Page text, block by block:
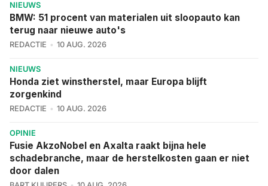
NIEUWS
BMW: 51 procent van materialen uit sloopauto kan
terug naar nieuwe auto's
REDACTIE 10 AUG. 2026
NIEUWS
Honda ziet winstherstel, maar Europa blijft
zorgenkind
REDACTIE 10 AUG. 2026
OPINIE
Fusie AkzoNobel en Axalta raakt bijna hele
schadebranche, maar de herstelkosten gaan er niet
door dalen